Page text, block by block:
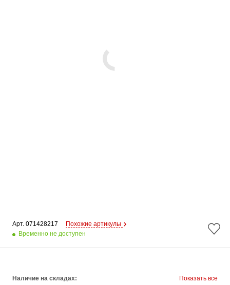
Арт. 071428217
Похожие артикулы
Временно не доступен
Наличие на складах:
Показать все